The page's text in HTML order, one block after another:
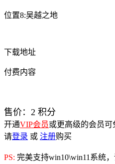
位置8:吴越之地
下载地址
付费内容
售价： 2 积分
开通VIP会员或更高级的会员
请登录 或 注册购买
PS: 完美支持win10\win11系统